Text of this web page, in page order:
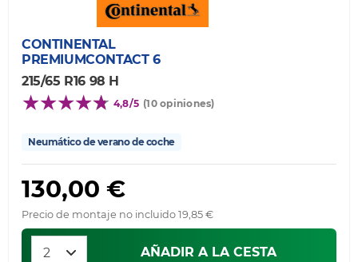
CONTINENTAL
PREMIUMCONTACT 6
215/65 R16 98 H
4,8/5 (10 opiniones)
Neumático de verano de coche
130,00 €
Precio de montaje no incluido 19,85 €
AÑADIR A LA CESTA